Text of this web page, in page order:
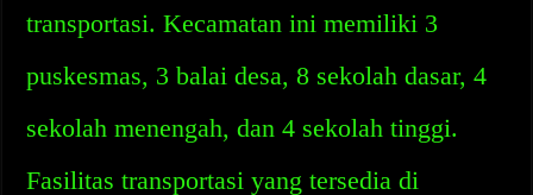
transportasi. Kecamatan ini memiliki 3
puskesmas, 3 balai desa, 8 sekolah dasar, 4
sekolah menengah, dan 4 sekolah tinggi.
Fasilitas transportasi yang tersedia di